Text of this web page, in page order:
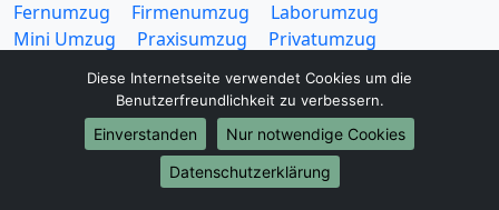
Fernumzug
Firmenumzug
Laborumzug
Mini Umzug
Praxisumzug
Privatumzug
Entrümpelung
Halteverbotszone
Klaviertransport
Möbellift
Haushaltsauflösung
Möbeltaxi
Möbelmitfahrzentrale
Umzugskartons
Diese Internetseite verwendet Cookies um die
Benutzerfreundlichkeit zu verbessern.
Einverstanden
Nur notwendige Cookies
Datenschutzerklärung